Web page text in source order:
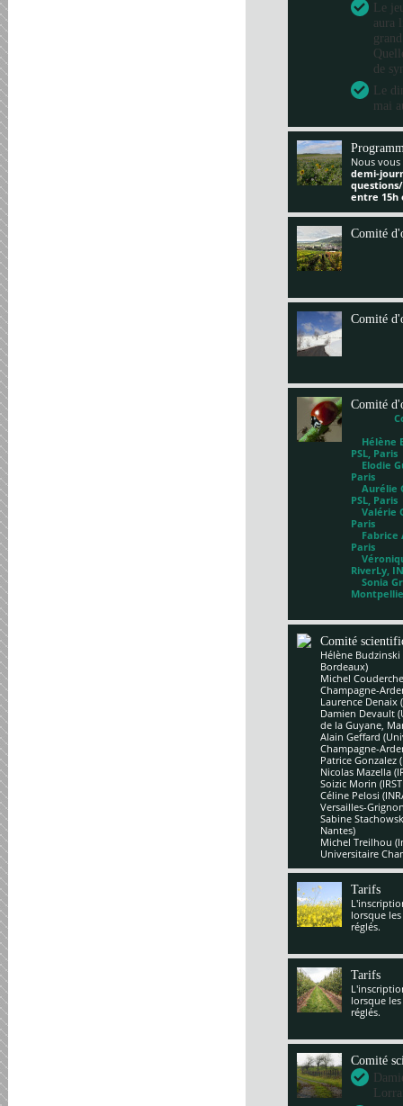
Le
aura
de
Le
mai
Nous
demi-
entre 15h
Comité
Comité
Comité
Hélène
PSL, Paris
Elodie
Paris
Aurélie
PSL, Paris
Valérie
Paris
Fabrice
Paris
RiverLy,
Sonia
Comité
Hélène
Bordeaux)
Michel
Champagne-
Laurence Denaix
Damien Devault
de la Guyane,
Alain Geffard
Champagne-
Patrice Gonzalez
Nicolas Mazella
Soizic Morin
Céline Pelosi
Versailles-
Sabine
Nantes)
Michel Treilhou
Universitaire
Tarifs
lorsque
réglés.
Tarifs
lorsque
réglés.
Comité